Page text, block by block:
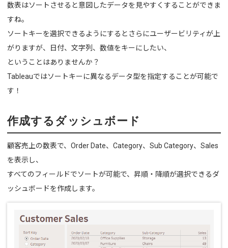
数表はソートさせると意図したデータを見やすくすることができま
すね。
ソートキーを選択できるようにするとさらにユーザービリティが上
がりますが、日付、文字列、数値をキーにしたい、
ということはありませんか？
Tableauではソートキーに異なるデータ型を指定することが可能で
す！
作成するダッシュボード
顧客売上の数表で、Order Date、Category、Sub Category、Sales
を表示し、
すべてのフィールドでソートが可能で、昇順・降順が選択できるダ
ッシュボードを作成します。